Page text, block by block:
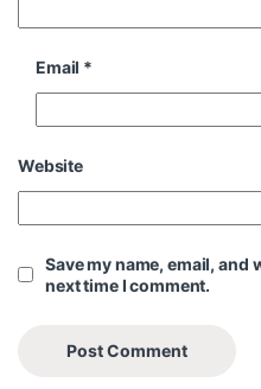
Email *
Website
Save my name, email,
next time I comment.